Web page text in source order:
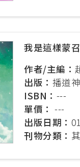
英國基督
道學碩
加拿大三
聖經證
我是這樣蒙
作者/主編：
出版： 播道
ISBN： ---
單價： ---
出版日期：
刊物分類：